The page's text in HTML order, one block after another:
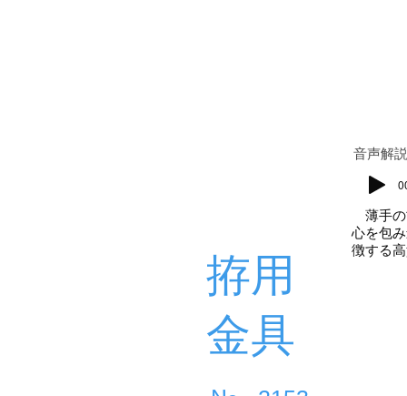
​音声解説
拵用
金具
薄手の
心を包
徴する